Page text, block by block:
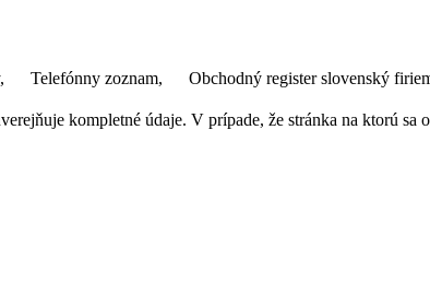
Telefónny zoznam, Obchodný register slovenský
kompletné údaje. V prípade, že stránka na ktorú sa